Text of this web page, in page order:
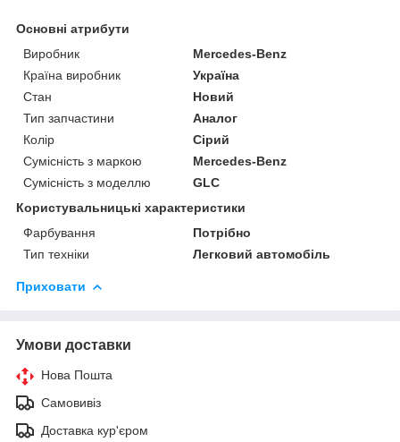
Основні атрибути
Виробник
Mercedes-Benz
Країна виробник
Україна
Стан
Новий
Тип запчастини
Аналог
Колір
Сірий
Сумісність з маркою
Mercedes-Benz
Сумісність з моделлю
GLC
Користувальницькі характеристики
Фарбування
Потрібно
Тип техніки
Легковий автомобіль
Приховати
Умови доставки
Нова Пошта
Самовивіз
Доставка кур'єром